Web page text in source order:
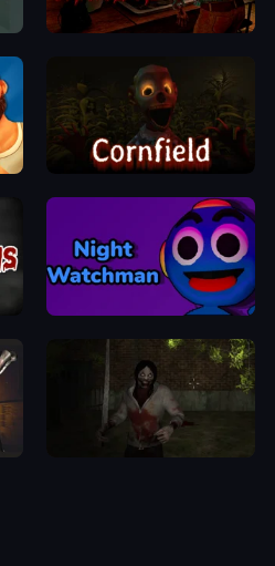
911: Cannibal
Cornfield
Slenderman Must Die: Sanatorium 2021 Jeff's Revenge